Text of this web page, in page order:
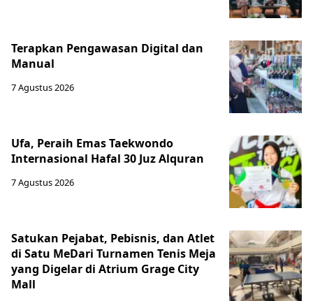
Terapkan Pengawasan Digital dan
Manual
7 Agustus 2026
Ufa, Peraih Emas Taekwondo
Internasional Hafal 30 Juz Alquran
7 Agustus 2026
Satukan Pejabat, Pebisnis, dan Atlet
di Satu MeDari Turnamen Tenis Meja
yang Digelar di Atrium Grage City
Mall